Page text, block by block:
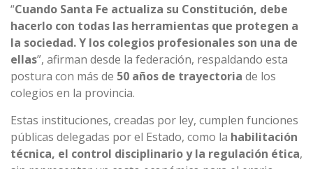
“Cuando Santa Fe actualiza su Constitución, debe
hacerlo con todas las herramientas que protegen a
la sociedad. Y los colegios profesionales son una de
ellas”, afirman desde la federación, respaldando esta
postura con más de 50 años de trayectoria de los
colegios en la provincia.
Estas instituciones, creadas por ley, cumplen funciones
públicas delegadas por el Estado, como la habilitación
técnica, el control disciplinario y la regulación ética,